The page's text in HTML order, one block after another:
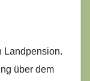
Landpension.
über dem